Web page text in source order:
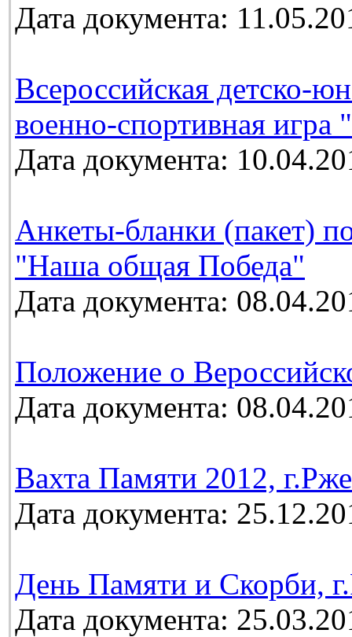
Дата документа:
Всероссийская детско-
военно-спортивная
Дата документа:
Анкеты-бланки (пакет)
"Наша общая Победа"
Дата документа:
Положение о
Дата документа:
Вахта Памяти 2012,
Дата документа:
День Памяти и Скорби,
Дата документа: